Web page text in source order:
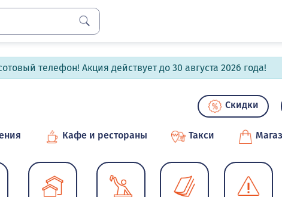
телефон! Акция действует до 30 августа 2026 года!
Скидки
Кафе и рестораны Такси